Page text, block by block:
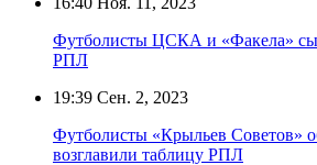
Футболисты ЦСКА и «Факела»
РПЛ
19:39 Сен. 2, 2023
Футболисты «Крыльев Советов»
возглавили таблицу РПЛ